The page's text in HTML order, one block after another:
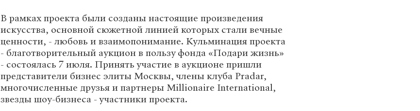
В рамках проекта были созданы настоящие произведения
искусства, основной сюжетной линией которых стали вечные
ценности, - любовь и взаимопонимание. Кульминация проекта
- благотворительный аукцион в пользу фонда «Подари жизнь»
- состоялась 7 июля. Принять участие в аукционе пришли
представители бизнес элиты Москвы, члены клуба Pradar,
многочисленные друзья и партнеры Millionaire International,
звезды шоу-бизнеса - участники проекта.